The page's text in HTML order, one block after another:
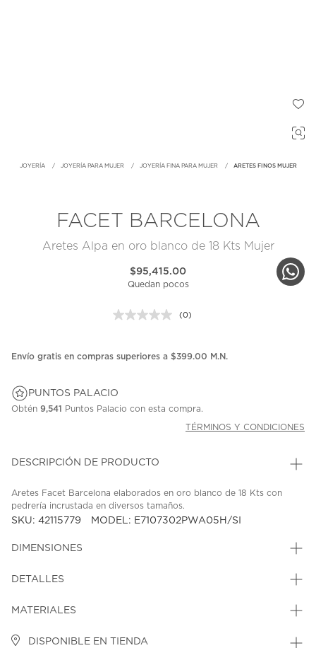
JOYERÍA JOYERÍA PARA MUJER JOYERÍA FINA PARA MUJER ARETES FINOS MUJER
FACET BARCELONA
Aretes Alpa en oro blanco de 18 Kts Mujer
$95,415.00
Quedan pocos
Sin
en
(0)
Envío gratis en compras superiores a $399.00 M.N.
PUNTOS PALACIO
Obtén 9,541 Puntos Palacio con esta compra.
TÉRMINOS Y CONDICIONES
DESCRIPCIÓN DE PRODUCTO
Aretes Facet Barcelona elaborados en oro blanco de 18 Kts con
pedrería incrustada en diversos tamaños.
SKU: 42115779 MODEL: E7107302PWA05H/SI
DIMENSIONES
DETALLES
MATERIALES
DISPONIBLE EN TIENDA